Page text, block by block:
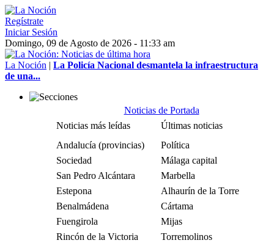
Regístrate
Iniciar Sesión
Domingo, 09 de Agosto de 2026 - 11:33 am
La Noción | La Policía Nacional desmantela la infraestructura
de una...
Noticias de Portada
Noticias más leídas
Últimas noticias
Andalucía (provincias)
Política
Sociedad
Málaga capital
San Pedro Alcántara
Marbella
Estepona
Alhaurín de la Torre
Benalmádena
Cártama
Fuengirola
Mijas
Rincón de la Victoria
Torremolinos